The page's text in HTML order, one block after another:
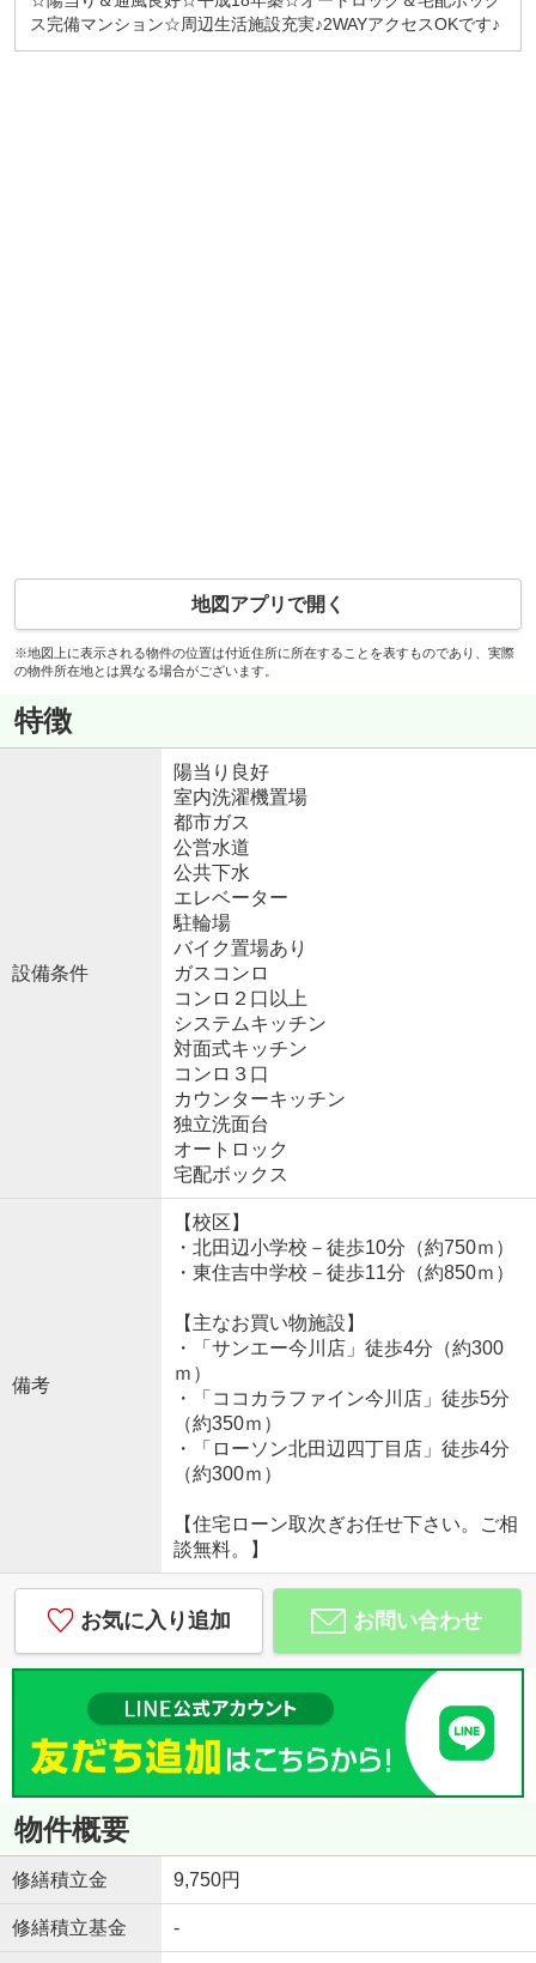
ス完備マンション☆周辺生活施設充実♪2WAYアクセスOKです♪
地図アプリで開く
※地図上に表示される物件の位置は付近住所に所在することを表すものであり、実際
の物件所在地とは異なる場合がございます。
特徴
設備条件
陽当り良好
室内洗濯機置場
都市ガス
公営水道
公共下水
エレベーター
駐輪場
バイク置場あり
ガスコンロ
コンロ２口以上
システムキッチン
対面式キッチン
コンロ３口
カウンターキッチン
独立洗面台
オートロック
宅配ボックス
備考
【校区】
・北田辺小学校－徒歩10分（約750ｍ）
・東住吉中学校－徒歩11分（約850ｍ）
【主なお買い物施設】
・「サンエー今川店」徒歩4分（約300
ｍ）
・「ココカラファイン今川店」徒歩5分
（約350ｍ）
・「ローソン北田辺四丁目店」徒歩4分
（約300ｍ）
【住宅ローン取次ぎお任せ下さい。ご相
談無料。】
お気に入り追加 お問い合わせ
物件概要
修繕積立金 9,750円
修繕積立基金 -